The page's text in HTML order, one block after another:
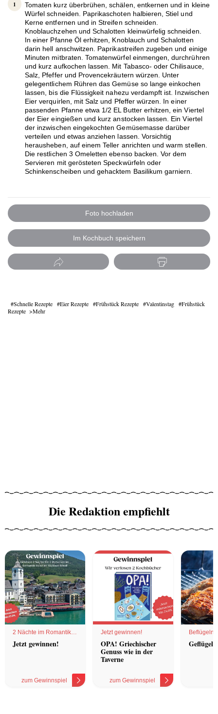
Tomaten kurz überbrühen, schälen, entkernen und in kleine
Würfel schneiden. Paprikaschoten halbieren, Stiel und
Kerne entfernen und in Streifen schneiden.
Knoblauchzehen und Schalotten kleinwürfelig schneiden.
In einer Pfanne Öl erhitzen, Knoblauch und Schalotten
darin hell anschwitzen. Paprikastreifen zugeben und einige
Minuten mitbraten. Tomatenwürfel einmengen, durchrühren
und kurz aufkochen lassen. Mit Tabasco- oder Chilisauce,
Salz, Pfeffer und Provencekräutern würzen. Unter
gelegentlichem Rühren das Gemüse so lange einkochen
lassen, bis die Flüssigkeit nahezu verdampft ist. Inzwischen
Eier verquirlen, mit Salz und Pfeffer würzen. In einer
passenden Pfanne etwa 1/2 EL Butter erhitzen, ein Viertel
der Eier eingießen und kurz anstocken lassen. Ein Viertel
der inzwischen eingekochten Gemüsemasse darüber
verteilen und etwas anziehen lassen. Vorsichtig
herausheben, auf einem Teller anrichten und warm stellen.
Die restlichen 3 Omeletten ebenso backen. Vor dem
Servieren mit gerösteten Speckwürfeln oder
Schinkenscheiben und gehacktem Basilikum garniern.
Foto hochladen
Im Kochbuch speichern
Schnelle Rezepte Eier Rezepte Frühstück Rezepte Valentinstag
Frühstück
Rezepte
Mehr
Die Redaktion empfiehlt
2 Nächte im Romantik
Jetzt gewinnen!
zum Gewinnspiel
Jetzt gewinnen!
OPA! Griechischer
Genuss wie in der
Taverne
zum Gewinnspiel
Geflügel